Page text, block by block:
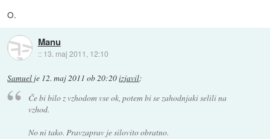
O.
Manu
:: 13. maj 2011, 12:10
Samuel je 12. maj 2011 ob 20:20izjavil:
Če bi bilo z vzhodom vse ok, potem bi se zahodnjaki selili na
vzhod.
No ni tako. Pravzaprav je silovito obratno.